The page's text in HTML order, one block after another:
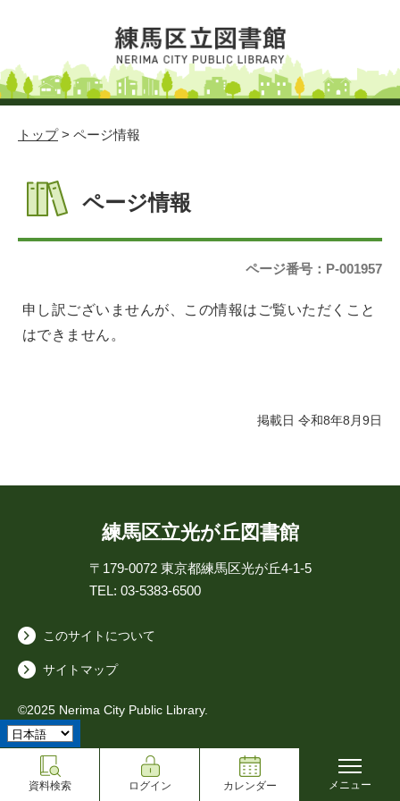
トップ> ページ情報
ページ情報
ページ番号：P-001957
申し訳ございませんが、この情報はご覧いただくこと
はできません。
掲載日 令和8年8月9日
練馬区立光が丘図書館
〒179-0072 東京都練馬区光が丘4-1-5
TEL: 03-5383-6500
このサイトについて
サイトマップ
©2025 Nerima City Public Library.
資料検索 ログイン カレンダー メニュー